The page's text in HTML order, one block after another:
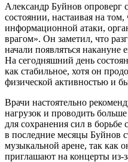
Александр Буйнов опроверг
состоянии, настаивая на
информационной атаки,
врагом». Он заметил, что
начали появляться накануне
На сегодняшний день
как стабильное, хотя он
физической активностью и
Врачи настоятельно
нагрузок и проводить
для сохранения сил в
в последние месяцы Буйнов
музыкальной арене, так как
приглашают на концерты из-